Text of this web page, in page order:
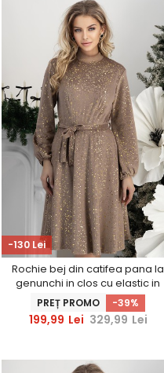
-130 Lei
Rochie bej din catifea pana la
genunchi in clos cu elastic in
talie si cordon detasabil
StarShinerS
PREȚ PROMO -39%
199,99 Lei 329,99 Lei